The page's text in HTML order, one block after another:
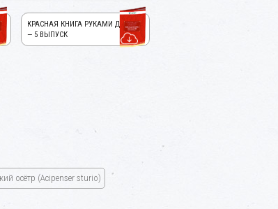
КРАСНАЯ КНИГА РУКАМИ ДЕТЕЙ!
— 5 ВЫПУСК
осётр (Acipenser sturio)